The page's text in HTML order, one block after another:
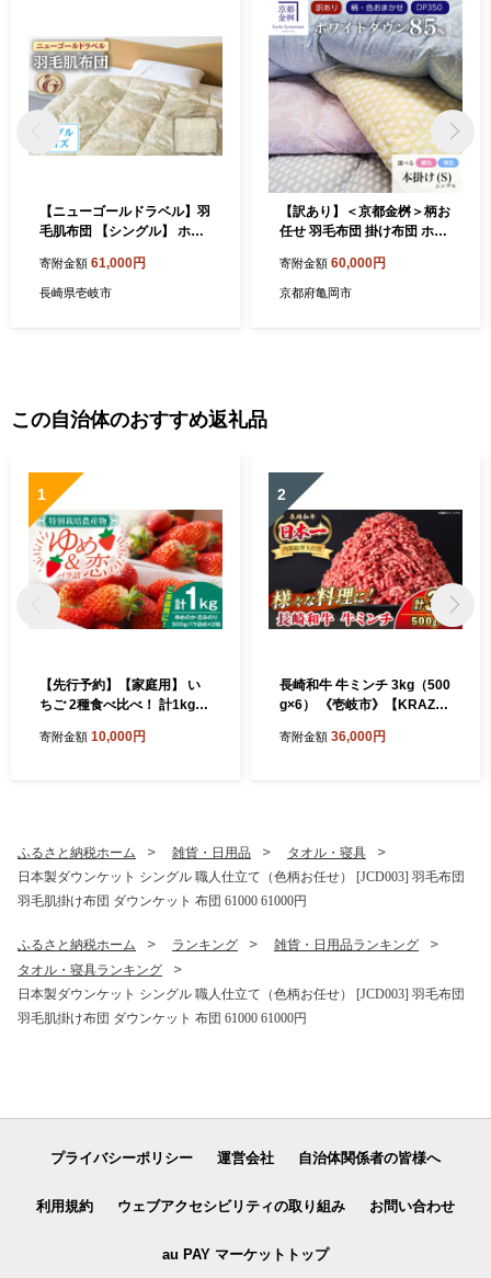
【ニューゴールドラベル】羽
毛肌布団 【シングル】 ホワ
長崎県壱岐産【壱岐工芸】
[JCD027] 羽毛肌掛け布団 ふ
寄附金額 61,000円
長崎県壱岐市
【訳あり】＜京都金桝＞柄お
任せ 羽毛布団 掛け布団 ホワ
ングル』 DP350 京都亀岡産
日本製◇ ｜ 国産 寝具 布団
寄附金額 60,000円
京都府亀岡市
この自治体のおすすめ返礼品
1
【先行予約】【家庭用】 い
ちご 2種食べ比べ！ 計1kg
027年2月以降順次発送】
寄附金額 10,000円
2
長崎和牛 牛ミンチ 3kg（500
g×6） 《壱岐市》【KRAZY
ンチ 牛ミンチ ひき肉 挽肉 挽
寄附金額 36,000円
ふるさと納税ホーム 雑貨・日用品
タオル・寝具
日本製ダウンケット シングル 職人仕立て（色柄お任せ） [JCD003] 羽毛布団
羽毛肌掛け布団 ダウンケット 布団 61000 61000円
ふるさと納税ホーム ランキング
雑貨・日用品ランキング
タオル・寝具ランキング
日本製ダウンケット シングル 職人仕立て（色柄お任せ） [JCD003] 羽毛布団
羽毛肌掛け布団 ダウンケット 布団 61000 61000円
プライバシーポリシー 運営会社 自治体関係者の皆様へ
利用規約 ウェブアクセシビリティの取り組み お問い合わせ
au PAY マーケットトップ